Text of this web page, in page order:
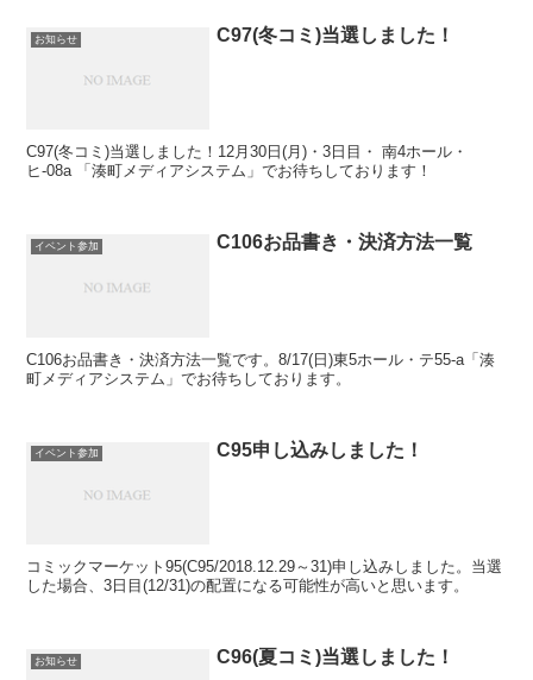
お知らせ C97(冬コミ)当選しました！
C97(冬コミ)当選しました！12月30日(月)・3日目・ 南4ホール・
ヒ-08a 「湊町メディアシステム」でお待ちしております！
イベント参加 C106お品書き・決済方法一覧
C106お品書き・決済方法一覧です。8/17(日)東5ホール・テ55-a「湊
町メディアシステム」でお待ちしております。
イベント参加 C95申し込みしました！
コミックマーケット95(C95/2018.12.29～31)申し込みしました。当選
した場合、3日目(12/31)の配置になる可能性が高いと思います。
お知らせ C96(夏コミ)当選しました！